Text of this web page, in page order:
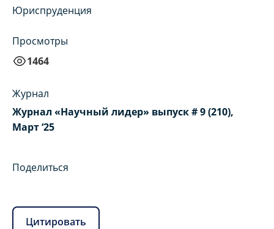
Юриспруденция
Просмотры
1464
Журнал
Журнал «Научный лидер» выпуск # 9 (210),
Март ‘25
Поделиться
Цитировать